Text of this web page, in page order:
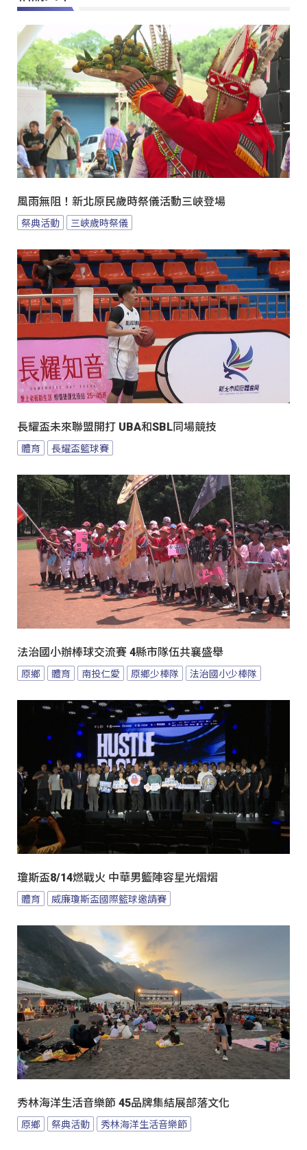
風雨無阻！新北原民歲時祭儀活動三峽登場
祭典活動 三峽歲時祭儀
長耀盃未來聯盟開打 UBA和SBL同場競技
體育 長耀盃籃球賽
法治國小辦棒球交流賽 4縣市隊伍共襄盛舉
原鄉 體育 南投仁愛 原鄉少棒隊 法治國小少棒隊
瓊斯盃8/14燃戰火 中華男籃陣容星光熠熠
體育 威廉瓊斯盃國際籃球邀請賽
秀林海洋生活音樂節 45品牌集結展部落文化
原鄉 祭典活動 秀林海洋生活音樂節